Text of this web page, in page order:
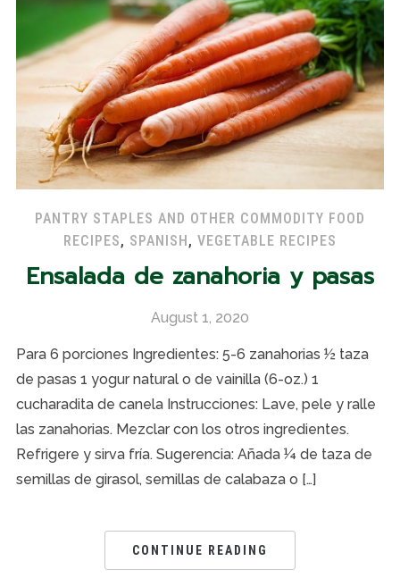
PANTRY STAPLES AND OTHER COMMODITY FOOD
RECIPES, SPANISH, VEGETABLE RECIPES
Ensalada de zanahoria y pasas
August 1, 2020
Para 6 porciones Ingredientes: 5-6 zanahorias ½ taza
de pasas 1 yogur natural o de vainilla (6-oz.) 1
cucharadita de canela Instrucciones: Lave, pele y ralle
las zanahorias. Mezclar con los otros ingredientes.
Refrigere y sirva fría. Sugerencia: Añada ¼ de taza de
semillas de girasol, semillas de calabaza o […]
CONTINUE READING